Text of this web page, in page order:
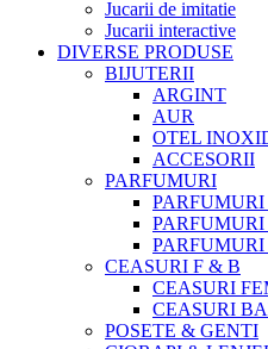
Jucarii de imitatie
Jucarii interactive
DIVERSE PRODUSE
BIJUTERII
ARGINT
AUR
OTEL
ACCESORII
PARFUMURI
CEASURI F & B
CEASURI
CEASURI
POSETE & GENTI